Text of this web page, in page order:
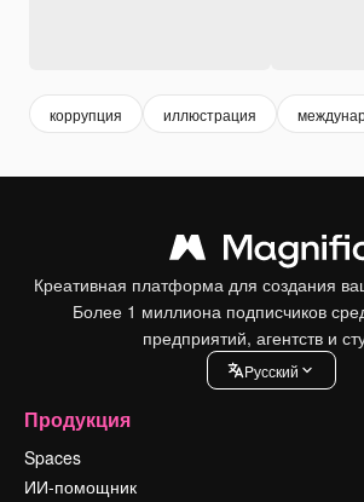
коррупция иллюстрация
Креативная платформа для создания
Более 1 миллиона подписчиков
предприятий, агентств и
Pусский
Продукция
Spaces
ИИ-помощник